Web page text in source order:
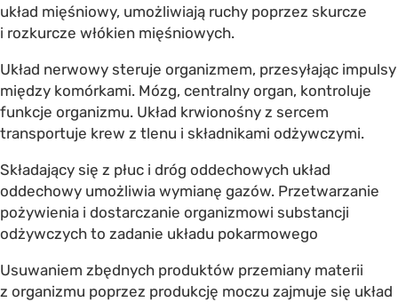
układ mięśniowy, umożliwiają ruchy poprzez skurcze
i rozkurcze włókien mięśniowych.
Układ nerwowy steruje organizmem, przesyłając impulsy
między komórkami. Mózg, centralny organ, kontroluje
funkcje organizmu. Układ krwionośny z sercem
transportuje krew z tlenu i składnikami odżywczymi.
Składający się z płuc i dróg oddechowych układ
oddechowy umożliwia wymianę gazów. Przetwarzanie
pożywienia i dostarczanie organizmowi substancji
odżywczych to zadanie układu pokarmowego
Usuwaniem zbędnych produktów przemiany materii
z organizmu poprzez produkcję moczu zajmuje się układ